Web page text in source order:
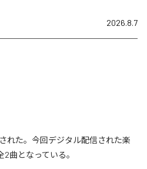
2026.8.7
れた。今回デジタル配信された楽
2曲となっている。